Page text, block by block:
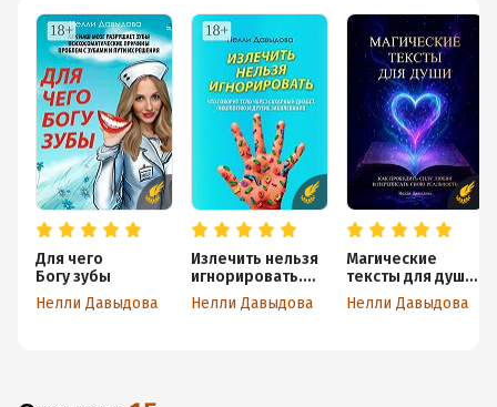
Для чего
Богу зубы
Нелли Давыдова
Излечить нельзя
игнорировать.
Что говорит тело
через сахарный
Нелли Давыдова
Магические
тексты для души.
Как пробудить
силу любви
Нелли Давыдова